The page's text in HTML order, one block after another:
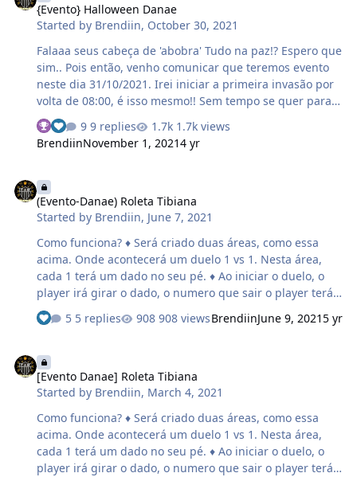
{Evento} Halloween Danae
Started by Brendiin, October 30, 2021
Falaaa seus cabeça de 'abobra' Tudo na paz!? Espero que
sim.. Pois então, venho comunicar que teremos evento
neste dia 31/10/2021. Irei iniciar a primeira invasão por
volta de 08:00, é isso mesmo!! Sem tempo se quer para
tirar a remela dos olhos. Durante o dia há possibilidade
de acontecer mais outras 2 invasões, de tarde e noite,
além disso tenterei fazer mais outros eventos em
boosters, essencias e a famosa abobora maladeza, E
quem sabe, tenhamos um coliseum rsrs
9 replies
1.7k views
BrendiinNovember 1, 20214 yr
(Evento-Danae) Roleta Tibiana
Started by Brendiin, June 7, 2021
Como funciona? ♦ Será criado duas áreas, como essa
acima. Onde acontecerá um duelo 1 vs 1. Nesta área,
cada 1 terá um dado no seu pé. ♦ Ao iniciar o duelo, o
player irá girar o dado, o numero que sair o player terá
que andar os "tapetes". O local que o player parar será
marcado e ali ele não poderá pisar novamente, caso
partir do tapete vermelho, fazendo sempre o sentido
horário, da direita para a esquerda. ♦ IMPORTANTE: O
tapete vermelho será o CORINGA. Nele você não pode
ser eliminado, mesmo que caia mais de 1 vez no mesmo.
Vence aquele que conseguir se manter por mais tempo
nos Tapetes que não estão marcados. …
5 replies 908 viewsBrendiinJune 9, 20215 yr
[Evento Danae] Roleta Tibiana
Started by Brendiin, March 4, 2021
Como funciona? ♦ Será criado duas áreas, como essa
acima. Onde acontecerá um duelo 1 vs 1. Nesta área,
cada 1 terá um dado no seu pé. ♦ Ao iniciar o duelo, o
player irá girar o dado, o numero que sair o player terá